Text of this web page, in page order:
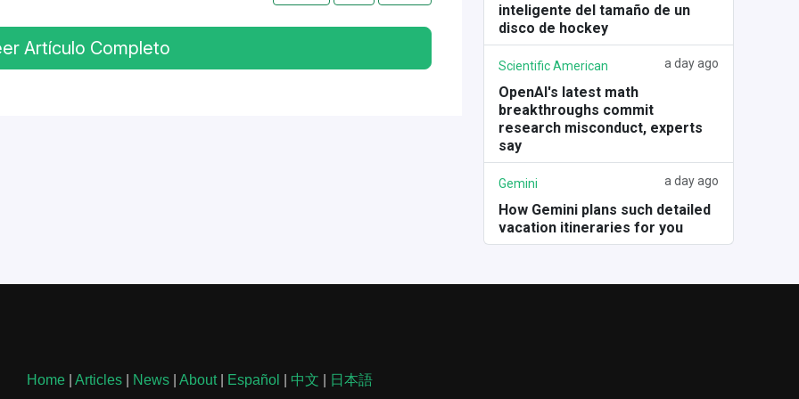
Artículo Completo
inteligente del tamaño de un
disco de hockey
Scientific American a day ago
OpenAI's latest math
breakthroughs commit
research misconduct, experts
say
Gemini a day ago
How Gemini plans such detailed
vacation itineraries for you
Home Articles News About| Español 中文 日本語